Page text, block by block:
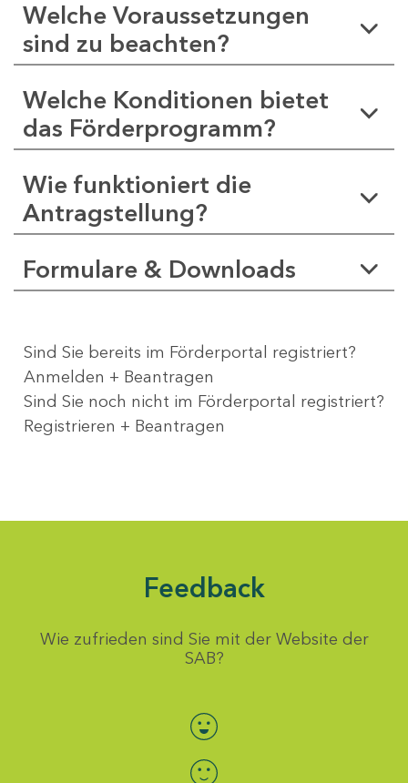
Welche Voraussetzungen
sind zu beachten?
Welche Konditionen bietet
das Förderprogramm?
Wie funktioniert die
Antragstellung?
Formulare & Downloads
Sind Sie bereits im Förderportal registriert?
Anmelden + Beantragen
Sind Sie noch nicht im Förderportal registriert?
Registrieren + Beantragen
Feedback
Wie zufrieden sind Sie mit der Website der
SAB?
Bewertung auswählen